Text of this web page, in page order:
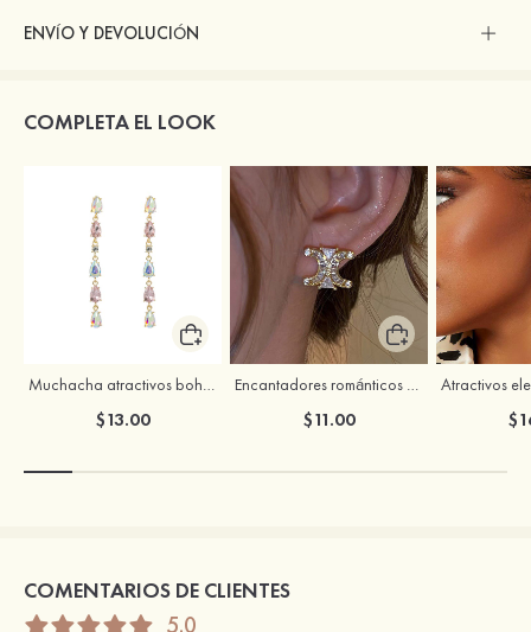
ENVÍO Y DEVOLUCIÓN
COMPLETA EL LOOK
Muchacha atractivos bohemias brillo rhinestones pendientes
$13.00
Encantadores románticos espléndido circón pendientes
$11.00
COMENTARIOS DE CLIENTES
5.0